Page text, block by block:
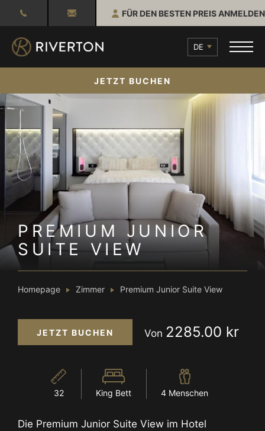
FÜR DEN BESTEN PREIS ANMELDEN
DE
JETZT BUCHEN
PREMIUM JUNIOR
SUITE VIEW
Homepage Zimmer Premium Junior Suite View
32 King Bett 4 Menschen
Die Premium Junior Suite View im Hotel
JETZT BUCHEN Von 2285.00 kr